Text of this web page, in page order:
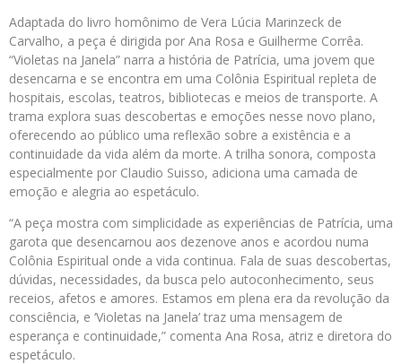
Adaptada do livro homônimo de Vera Lúcia Marinzeck de
Carvalho, a peça é dirigida por Ana Rosa e Guilherme Corrêa.
“Violetas na Janela” narra a história de Patrícia, uma jovem que
desencarna e se encontra em uma Colônia Espiritual repleta de
hospitais, escolas, teatros, bibliotecas e meios de transporte. A
trama explora suas descobertas e emoções nesse novo plano,
oferecendo ao público uma reflexão sobre a existência e a
continuidade da vida além da morte. A trilha sonora, composta
especialmente por Claudio Suisso, adiciona uma camada de
emoção e alegria ao espetáculo.
“A peça mostra com simplicidade as experiências de Patrícia, uma
garota que desencarnou aos dezenove anos e acordou numa
Colônia Espiritual onde a vida continua. Fala de suas descobertas,
dúvidas, necessidades, da busca pelo autoconhecimento, seus
receios, afetos e amores. Estamos em plena era da revolução da
consciência, e ‘Violetas na Janela’ traz uma mensagem de
esperança e continuidade,” comenta Ana Rosa, atriz e diretora do
espetáculo.